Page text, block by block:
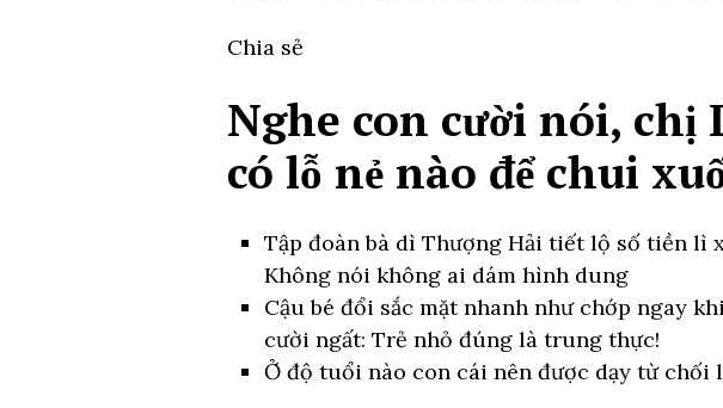
Chia sẻ
Nghe con cười nói, chị
có lỗ nẻ nào để chui
Tập đoàn bà dì Thượng Hải tiết lộ số tiền lì
Không nói không ai dám hình dung
Cậu bé đổi sắc mặt nhanh như chớp ngay
cười ngất: Trẻ nhỏ đúng là trung thực!
Ở độ tuổi nào con cái nên được dạy từ chối